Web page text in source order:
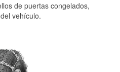
de puertas congelados,
vehículo.